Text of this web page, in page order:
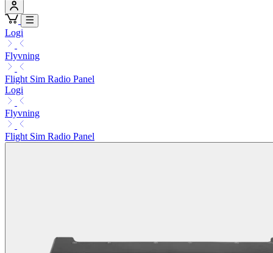
Logi
Flyvning
Flight Sim Radio Panel
Logi
Flyvning
Flight Sim Radio Panel